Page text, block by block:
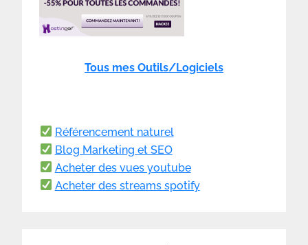
Tous mes Outils/Logiciels
Référencement naturel
Blog Marketing et SEO
Acheter des vues youtube
Acheter des streams spotify